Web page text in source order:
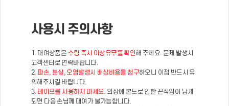
사용시 주의사항
1. 대여상품은 수령 즉시 이상유무를 확인해 주세요. 문제 발생시
고객센터로 연락바랍니다.
2. 파손, 분실, 오염발생시 배상비용을 청구하오니 이점 반드시 유
의해주시길 바랍니다.
3. 테이프를 사용하지 마세요. 의상에 본드로 인한 끈적임이 남게
되면 다음 손님께 대여가 불가능합니다.